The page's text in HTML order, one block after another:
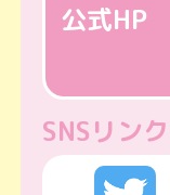
公式HP
SNSリンク